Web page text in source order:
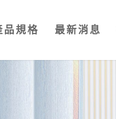
品規格 最新消息